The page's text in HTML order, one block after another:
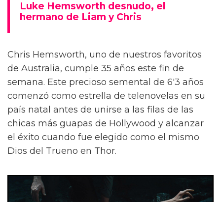
Luke Hemsworth desnudo, el
hermano de Liam y Chris
Chris Hemsworth, uno de nuestros favoritos
de Australia, cumple 35 años este fin de
semana. Este precioso semental de 6'3 años
comenzó como estrella de telenovelas en su
país natal antes de unirse a las filas de las
chicas más guapas de Hollywood y alcanzar
el éxito cuando fue elegido como el mismo
Dios del Trueno en Thor.